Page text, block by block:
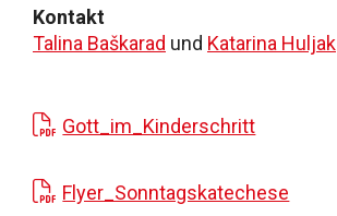
Kontakt
Talina Baškarad und Katarina Huljak
Gott_im_Kinderschritt
Flyer_Sonntagskatechese